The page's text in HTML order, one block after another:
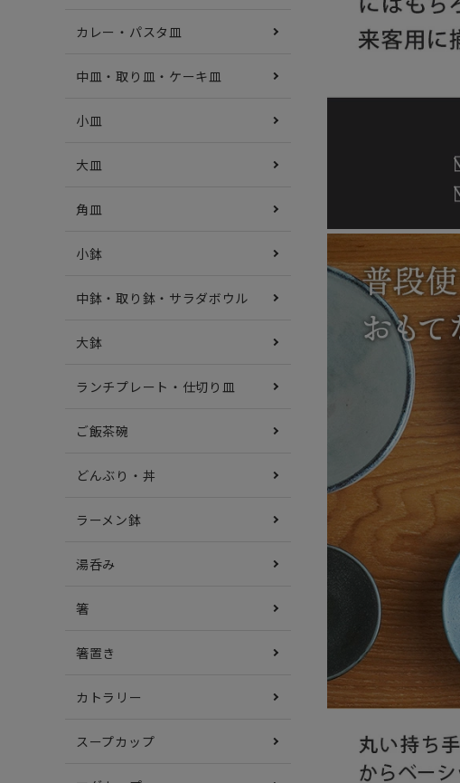
カレー・パスタ皿
中皿・取り皿・ケーキ皿
小皿
大皿
角皿
小鉢
中鉢・取り鉢・サラダボウル
大鉢
ランチプレート・仕切り皿
ご飯茶碗
どんぶり・丼
ラーメン鉢
湯呑み
箸
箸置き
カトラリー
スープカップ